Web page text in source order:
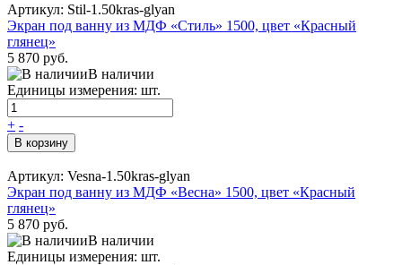
Артикул: Stil-1.50kras-glyan
Экран под ванну из МДФ «Стиль» 1500, цвет «Красный
глянец»
5 870 руб.
В наличии
Единицы измерения: шт.
+ -
В корзину
Артикул: Vesna-1.50kras-glyan
Экран под ванну из МДФ «Весна» 1500, цвет «Красный
глянец»
5 870 руб.
В наличии
Единицы измерения: шт.